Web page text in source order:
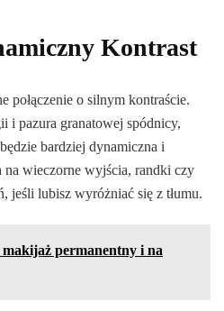
Kontrast
połączenie o silnym kontraście.
i pazura granatowej spódnicy,
bardziej dynamiczna i
na wieczorne wyjścia, randki czy
jeśli lubisz wyróżniać się z tłumu.
makijaż permanentny i na